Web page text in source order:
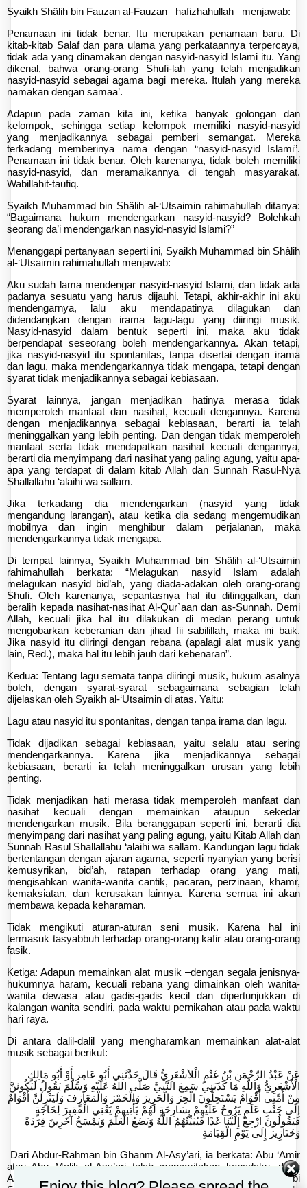
Syaikh Shâlih bin Fauzan al-Fauzan –hafizhahullah– menjawab:
Penamaan ini tidak benar. Itu merupakan penamaan baru. Di
kitab-kitab Salaf dan para ulama yang perkataannya terpercaya,
tidak ada yang dinamakan dengan nasyid-nasyid Islami itu. Yang
dikenal, bahwa orang-orang Shufi-lah yang telah menjadikan
nasyid-nasyid sebagai agama bagi mereka. Itulah yang mereka
namakan dengan samaa’.
Adapun pada zaman kita ini, ketika banyak golongan dan
kelompok, sehingga setiap kelompok memiliki nasyid-nasyid
yang menjadikannya sebagai pemberi semangat. Mereka
terkadang memberinya nama dengan “nasyid-nasyid Islami”.
Penamaan ini tidak benar. Oleh karenanya, tidak boleh memiliki
nasyid-nasyid, dan meramaikannya di tengah masyarakat.
Wabillahit-taufiq.
Syaikh Muhammad bin Shâlih al-‘Utsaimin rahimahullah ditanya:
“Bagaimana hukum mendengarkan nasyid-nasyid? Bolehkah
seorang da’i mendengarkan nasyid-nasyid Islami?”
Menanggapi pertanyaan seperti ini, Syaikh Muhammad bin Shâlih
al-‘Utsaimin rahimahullah menjawab:
Aku sudah lama mendengar nasyid-nasyid Islami, dan tidak ada
padanya sesuatu yang harus dijauhi. Tetapi, akhir-akhir ini aku
mendengarnya, lalu aku mendapatinya dilagukan dan
didendangkan dengan irama lagu-lagu yang diiringi musik.
Nasyid-nasyid dalam bentuk seperti ini, maka aku tidak
berpendapat seseorang boleh mendengarkannya. Akan tetapi,
jika nasyid-nasyid itu spontanitas, tanpa disertai dengan irama
dan lagu, maka mendengarkannya tidak mengapa, tetapi dengan
syarat tidak menjadikannya sebagai kebiasaan.
Syarat lainnya, jangan menjadikan hatinya merasa tidak
memperoleh manfaat dan nasihat, kecuali dengannya. Karena
dengan menjadikannya sebagai kebiasaan, berarti ia telah
meninggalkan yang lebih penting. Dan dengan tidak memperoleh
manfaat serta tidak mendapatkan nasihat kecuali dengannya,
berarti dia menyimpang dari nasihat yang paling agung, yaitu apa-
apa yang terdapat di dalam kitab Allah dan Sunnah Rasul-Nya
Shallallahu ‘alaihi wa sallam.
Jika terkadang dia mendengarkan (nasyid yang tidak
mengandung larangan), atau ketika dia sedang mengemudikan
mobilnya dan ingin menghibur dalam perjalanan, maka
mendengarkannya tidak mengapa.
Di tempat lainnya, Syaikh Muhammad bin Shâlih al-‘Utsaimin
rahimahullah berkata: “Melagukan nasyid Islam adalah
melagukan nasyid bid’ah, yang diada-adakan oleh orang-orang
Shufi. Oleh karenanya, sepantasnya hal itu ditinggalkan, dan
beralih kepada nasihat-nasihat Al-Qur`aan dan as-Sunnah. Demi
Allah, kecuali jika hal itu dilakukan di medan perang untuk
mengobarkan keberanian dan jihad fii sabilillah, maka ini baik.
Jika nasyid itu diiringi dengan rebana (apalagi alat musik yang
lain, Red.), maka hal itu lebih jauh dari kebenaran”.
Kedua: Tentang lagu semata tanpa diiringi musik, hukum asalnya
boleh, dengan syarat-syarat sebagaimana sebagian telah
dijelaskan oleh Syaikh al-‘Utsaimin di atas. Yaitu:
Lagu atau nasyid itu spontanitas, dengan tanpa irama dan lagu.
Tidak dijadikan sebagai kebiasaan, yaitu selalu atau sering
mendengarkannya. Karena jika menjadikannya sebagai
kebiasaan, berarti ia telah meninggalkan urusan yang lebih
penting.
Tidak menjadikan hati merasa tidak memperoleh manfaat dan
nasihat kecuali dengan memainkan ataupun sekedar
mendengarkan musik. Bila beranggapan seperti ini, berarti dia
menyimpang dari nasihat yang paling agung, yaitu Kitab Allah dan
Sunnah Rasul Shallallahu ‘alaihi wa sallam. Kandungan lagu tidak
bertentangan dengan ajaran agama, seperti nyanyian yang berisi
kemusyrikan, bid’ah, ratapan terhadap orang yang mati,
mengisahkan wanita-wanita cantik, pacaran, perzinaan, khamr,
kemaksiatan, dan kerusakan lainnya. Karena semua ini akan
membawa kepada keharaman.
Tidak mengikuti aturan-aturan seni musik. Karena hal ini
termasuk tasyabbuh terhadap orang-orang kafir atau orang-orang
fasik.
Ketiga: Adapun memainkan alat musik –dengan segala jenisnya-
hukumnya haram, kecuali rebana yang dimainkan oleh wanita-
wanita dewasa atau gadis-gadis kecil dan dipertunjukkan di
kalangan wanita sendiri, pada waktu pernikahan atau pada waktu
hari raya.
Di antara dalil-dalil yang mengharamkan memainkan alat-alat
musik sebagai berikut:
عَنْ عَبْدُ الرَّحْمَنِ بْنُ غَنْمٍ الْلأشْعَرِيُّ قَالَ حَدَّثَنِي أَبُو عَامِرٍ أَوْ أَبُو مَالِكٍ
الْأَشْعَرِيُّ وَاللَّهِ مَا كَذَبَنِي سَمِعَ النَّبِيَّ صَلَّى اللهُ عَلَيْهِ وَسَلَّمَ يَقُولُ لَيَكُونَنَّ
مِنْ أُمَّتِي أَقْوَامٌ يَسْتَحِلُّونَ الْحِرَ وَالْحَرِيرَ وَالْخَمْرَ وَالْمَعَازِفَ وَلَيَنْزِلَنَّ أَقْوَامٌ
إِلَى جَنْبِ عَلَمٍ يَرُوحُ عَلَيْهِمْ بِسَارِحَةٍ لَهُمْ يَأْتِيهِمْ يَعْنِي الْفَقِيرَ لِحَاجَةٍ
فَيَقُولُونَ ارْجِعْ إِلَيْنَا غَدًا فَيُبَيِّتُهُمُ اللَّهُ وَيَضَعُ الْعَلَمَ وَيَمْسَخُ آخَرِينَ قِرَدَةً
وَخَنَازِيرَ إِلَى يَوْمِ الْقِيَامَةِ
Dari Abdur-Rahman bin Ghanm Al-Asy’ari, ia berkata: Abu ‘Amir
atau Abu Malik al-Asy’ari telah menceritakan kepadaku, demi
Allah dia tidak berdusta kepadaku, dia telah mendengar Nabi